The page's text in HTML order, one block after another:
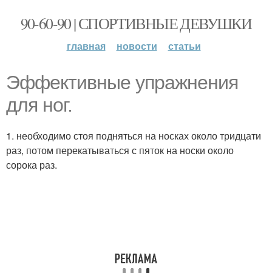
90-60-90 | СПОРТИВНЫЕ ДЕВУШКИ
главная новости статьи
Эффективные упражнения
для ног.
1. необходимо стоя подняться на носках около тридцати
раз, потом перекатываться с пяток на носки около
сорока раз.